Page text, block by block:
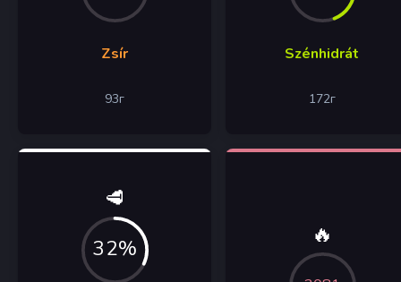
Zsír
93г
Szénhidrát
172г
🥩
32% 🔥